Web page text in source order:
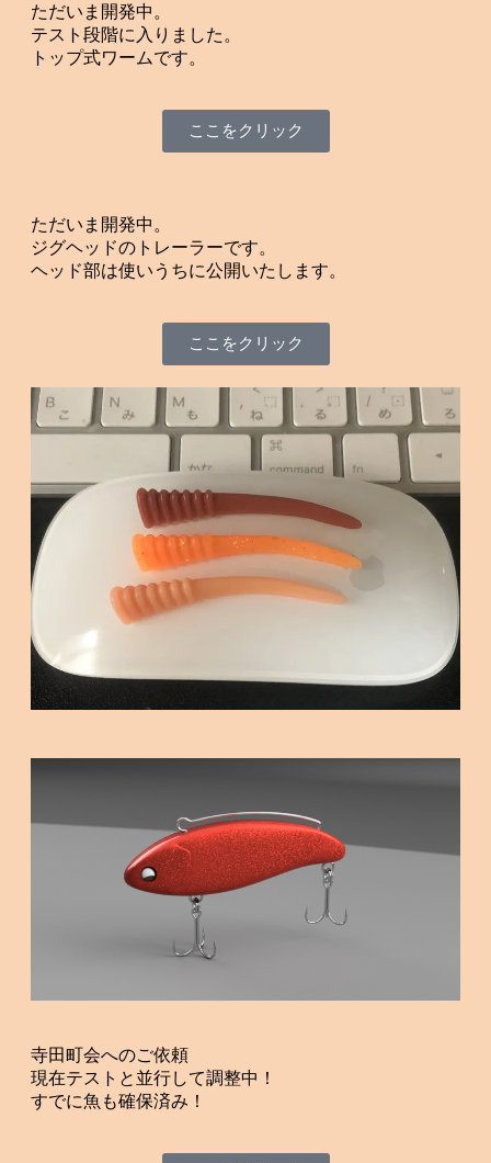
ただいま開発中。
テスト段階に入りました。
トップ式ワームです。
ここをクリック
ただいま開発中。
ジグヘッドのトレーラーです。
ヘッド部は使いうちに公開いたします。
ここをクリック
寺田町会へのご依頼
現在テストと並行して調整中！
すでに魚も確保済み！